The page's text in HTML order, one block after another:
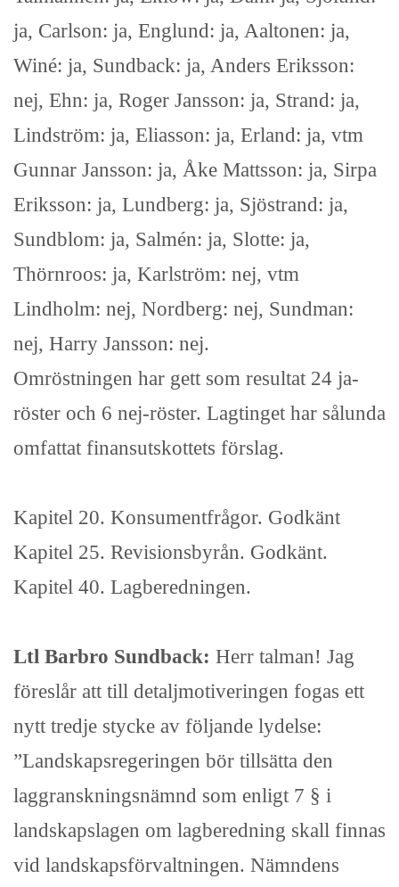
ja, Carlson: ja, Englund: ja, Aaltonen: ja,
Winé: ja, Sundback: ja, Anders Eriksson:
nej, Ehn: ja, Roger Jansson: ja, Strand: ja,
Lindström: ja, Eliasson: ja, Erland: ja, vtm
Gunnar Jansson: ja, Åke Mattsson: ja, Sirpa
Eriksson: ja, Lundberg: ja, Sjöstrand: ja,
Sundblom: ja, Salmén: ja, Slotte: ja,
Thörnroos: ja, Karlström: nej, vtm
Lindholm: nej, Nordberg: nej, Sundman:
nej, Harry Jansson: nej.
Omröstningen har gett som resultat 24 ja-
röster och 6 nej-röster. Lagtinget har sålunda
omfattat finansutskottets förslag.
Kapitel 20. Konsumentfrågor. Godkänt
Kapitel 25. Revisionsbyrån. Godkänt.
Kapitel 40. Lagberedningen.
Ltl Barbro Sundback: Herr talman! Jag
föreslår att till detaljmotiveringen fogas ett
nytt tredje stycke av följande lydelse:
”Landskapsregeringen bör tillsätta den
laggranskningsnämnd som enligt 7 § i
landskapslagen om lagberedning skall finnas
vid landskapsförvaltningen. Nämndens